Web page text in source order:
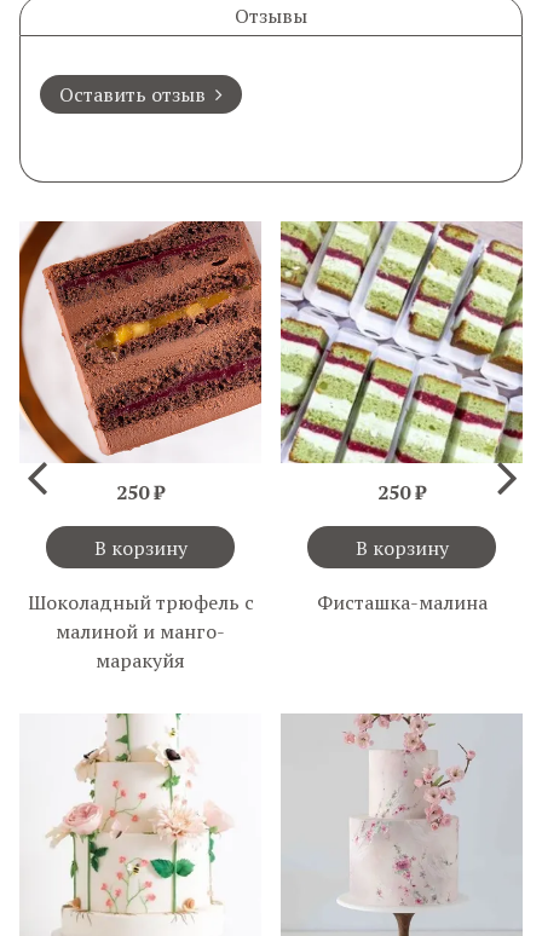
Отзывы
Оставить отзыв
250 ₽
В корзину
Шоколадный трюфель с
малиной и манго-
маракуйя
250 ₽
В корзину
Фисташка-малина